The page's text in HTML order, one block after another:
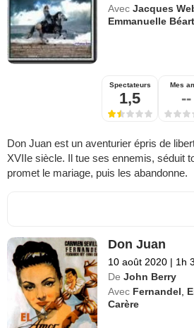
Avec Jacques
Emmanuelle Béart
Spectateurs
1,5
Mes
--
Don Juan est un aventurier épris de
XVIIe siècle. Il tue ses ennemis, séduit
promet le mariage, puis les abandonne.
Don Juan
10 août 2020 | 1h
De John Berry
Avec Fernandel
Carère